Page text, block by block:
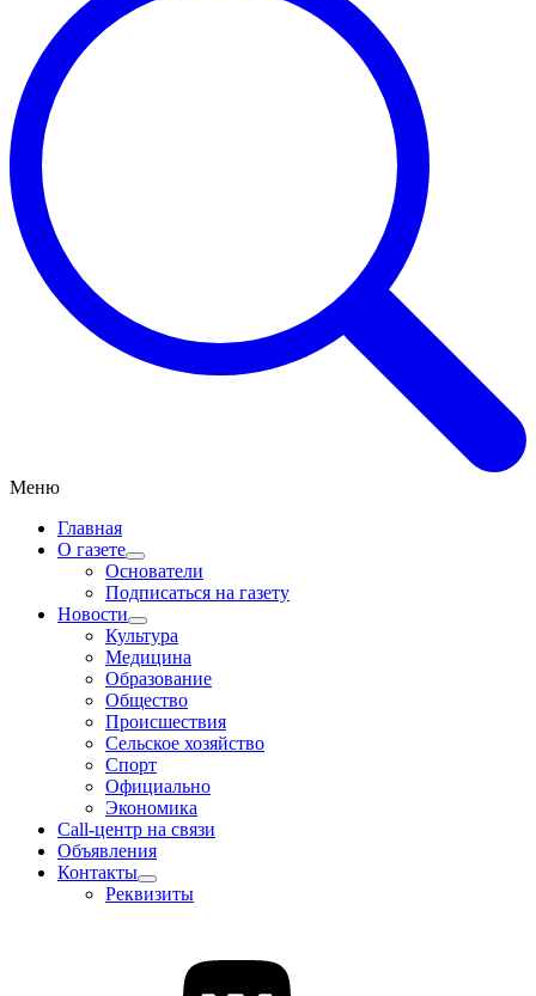
Меню
Главная
О газете
Основатели
Подписаться на газету
Новости
Культура
Медицина
Образование
Общество
Происшествия
Сельское хозяйство
Спорт
Официально
Экономика
Call-центр на связи
Объявления
Контакты
Реквизиты